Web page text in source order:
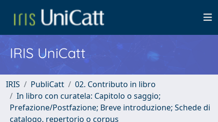
IRIS UniCatt
IRIS PubliCatt
02. Contributo in libro
In libro con curatela: Capitolo o saggio;
Prefazione/Postfazione; Breve introduzione; Schede di
catalogo, repertorio o corpus